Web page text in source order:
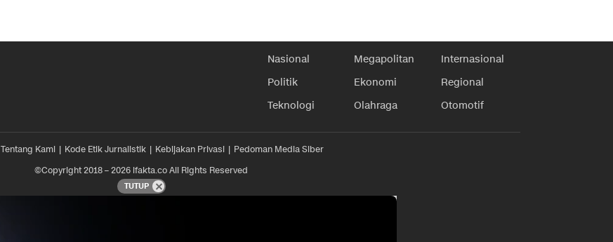
Nasional Megapolitan
Internasional
Politik
Ekonomi
Regional
Teknologi
Olahraga Otomotif
Tentang Kami Kode Etik Jurnalistik Kebijakan Privasi
Pedoman Media Siber
©Copyright 2018 – 2026 ifakta.co All Rights Reserved
TUTUP